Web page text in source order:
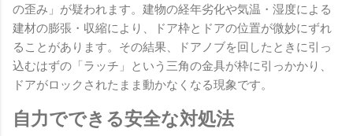
の歪み」が疑われます。建物の経年劣化や気温・湿度による
建材の膨張・収縮により、ドア枠とドアの位置が微妙にずれ
ることがあります。その結果、ドアノブを回したときに引っ
込むはずの「ラッチ」という三角の金具が枠に引っかかり、
ドアがロックされたまま動かなくなる現象です。
自力でできる安全な対処法